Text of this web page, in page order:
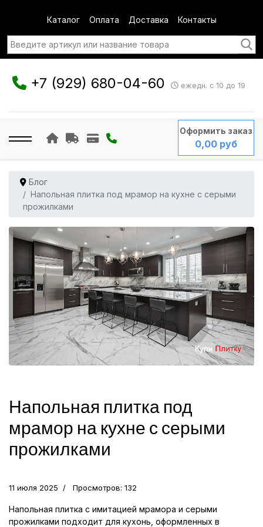
Каталог Оплата Доставка Контакты
+7 (929) 680-04-60 ежедн. с 10 до 19
Оформить заказ
0,00 руб
Блог
Напольная плитка под мрамор на кухне с серыми
прожилками
Напольная плитка под
мрамор на кухне с серыми
прожилками
11 июля 2025 Просмотров: 132
Напольная плитка с имитацией мрамора и серыми
прожилками подходит для кухонь, оформленных в